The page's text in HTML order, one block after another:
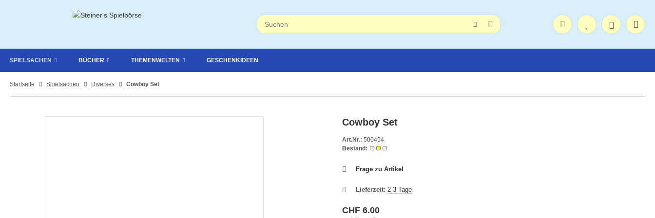
SPIELSACHEN BÜCHER THEMENWELTEN GESCHENKIDEEN
Startseite Spielsachen Diverses Cowboy Set
Cowboy Set
Art.Nr.: 500454
Bestand:
Frage zu Artikel
Lieferzeit: 2-3 Tage
CHF 6.00